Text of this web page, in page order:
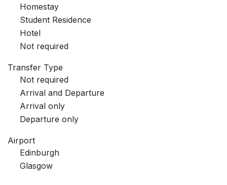
Homestay
Student Residence
Hotel
Not required
Transfer Type
Not required
Arrival and Departure
Arrival only
Departure only
Airport
Edinburgh
Glasgow